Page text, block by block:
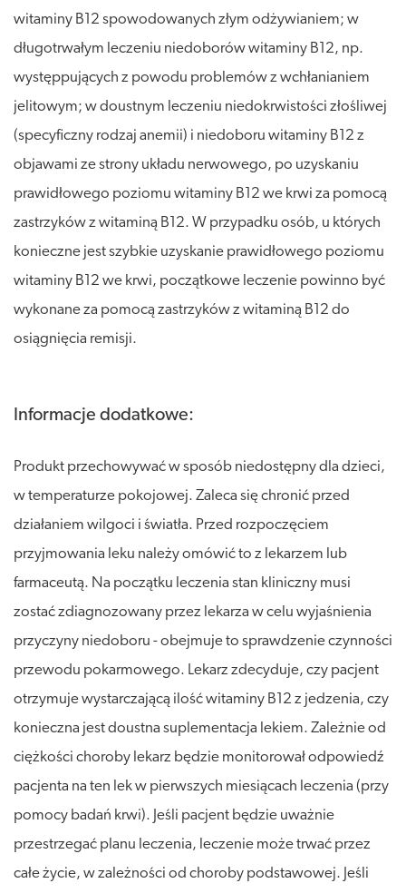
witaminy B12 spowodowanych złym odżywianiem; w
długotrwałym leczeniu niedoborów witaminy B12, np.
występpujących z powodu problemów z wchłanianiem
jelitowym; w doustnym leczeniu niedokrwistości złośliwej
(specyficzny rodzaj anemii) i niedoboru witaminy B12 z
objawami ze strony układu nerwowego, po uzyskaniu
prawidłowego poziomu witaminy B12 we krwi za pomocą
zastrzyków z witaminą B12. W przypadku osób, u których
konieczne jest szybkie uzyskanie prawidłowego poziomu
witaminy B12 we krwi, początkowe leczenie powinno być
wykonane za pomocą zastrzyków z witaminą B12 do
osiągnięcia remisji.
Informacje dodatkowe:
Produkt przechowywać w sposób niedostępny dla dzieci,
w temperaturze pokojowej. Zaleca się chronić przed
działaniem wilgoci i światła. Przed rozpoczęciem
przyjmowania leku należy omówić to z lekarzem lub
farmaceutą. Na początku leczenia stan kliniczny musi
zostać zdiagnozowany przez lekarza w celu wyjaśnienia
przyczyny niedoboru - obejmuje to sprawdzenie czynności
przewodu pokarmowego. Lekarz zdecyduje, czy pacjent
otrzymuje wystarczającą ilość witaminy B12 z jedzenia, czy
konieczna jest doustna suplementacja lekiem. Zależnie od
ciężkości choroby lekarz będzie monitorował odpowiedź
pacjenta na ten lek w pierwszych miesiącach leczenia (przy
pomocy badań krwi). Jeśli pacjent będzie uważnie
przestrzegać planu leczenia, leczenie może trwać przez
całe życie, w zależności od choroby podstawowej. Jeśli